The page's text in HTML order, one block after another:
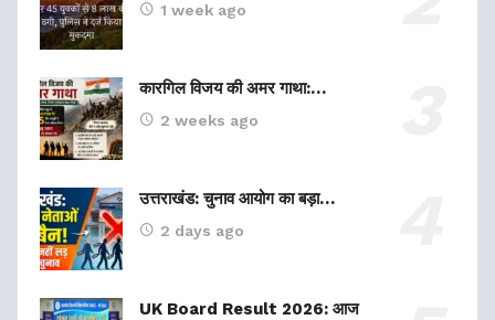
1 week ago
कारगिल विजय की अमर गाथा:…
2 weeks ago
उत्तराखंड: चुनाव आयोग का बड़ा…
2 days ago
UK Board Result 2026: आज